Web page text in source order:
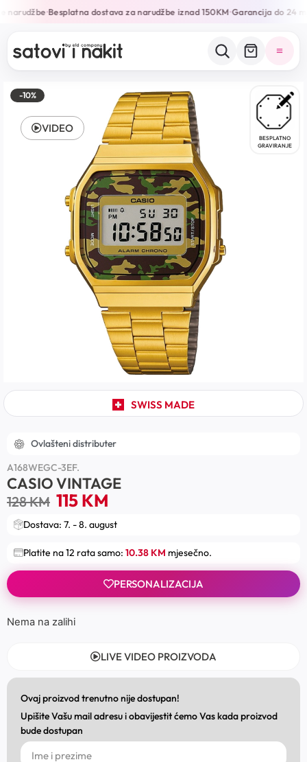
narudžbe•Besplatna dostava za narudžbe iznad 150KM•Garancija do 24
-10%
BESPLATNO
GRAVIRANJE
SWISS MADE
VIDEO
Ovlašteni distributer
A168WEGC-3EF.
CASIO VINTAGE
128KM 115KM
Dostava: 7. - 8. august
Platite na 12 rata samo: 10.38 KM mjesečno.
PERSONALIZACIJA
Nema na zalihi
LIVE VIDEO PROIZVODA
Ovaj proizvod trenutno nije dostupan!
Upišite Vašu mail adresu i obavijestit ćemo Vas kada proizvod
bude dostupan